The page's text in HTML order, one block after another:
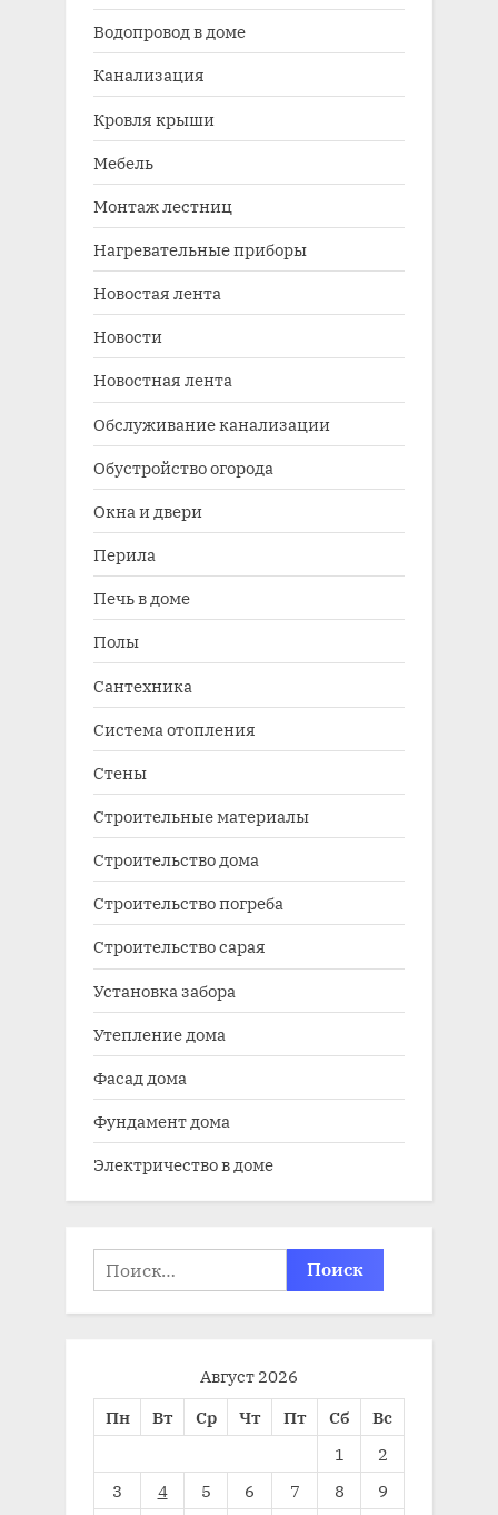
Водопровод в доме
Канализация
Кровля крыши
Мебель
Монтаж лестниц
Нагревательные приборы
Новостая лента
Новости
Новостная лента
Обслуживание канализации
Обустройство огорода
Окна и двери
Перила
Печь в доме
Полы
Сантехника
Система отопления
Стены
Строительные материалы
Строительство дома
Строительство погреба
Строительство сарая
Установка забора
Утепление дома
Фасад дома
Фундамент дома
Электричество в доме
Найти:
Август 2026
Пн
Вт Ср Чт Пт Сб
Вс
1
2
3
4 5 6 7 8
9